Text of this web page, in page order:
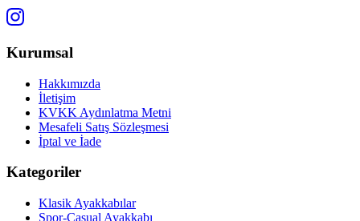
Kurumsal
Hakkımızda
İletişim
KVKK Aydınlatma Metni
Mesafeli Satış Sözleşmesi
İptal ve İade
Kategoriler
Klasik Ayakkabılar
Spor-Casual Ayakkabı